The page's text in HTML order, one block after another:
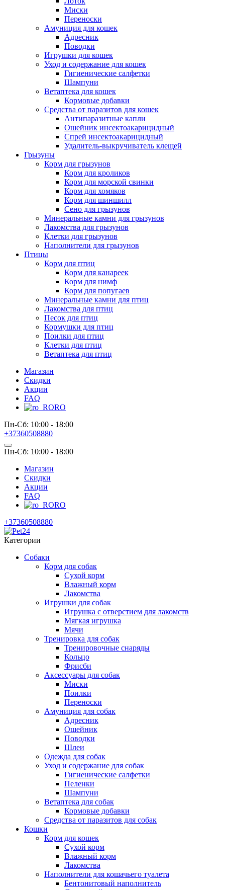
Миски
Переноски
Амуниция для кошек
Адресник
Поводки
Игрушки для кошек
Уход и содержание для кошек
Гигиенические салфетки
Шампуни
Ветаптека для кошек
Кормовые добавки
Средства от паразитов для кошек
Антипаразитные капли
Ошейник инсектоакарицидный
Спрей инсектоакарицидный
Удалитель-выкручиватель клещей
Грызуны
Корм для грызунов
Корм для кроликов
Корм для морской свинки
Корм для хомяков
Корм для шиншилл
Сено для грызунов
Минеральные камни для грызунов
Лакомства для грызунов
Клетки для грызунов
Наполнители для грызунов
Птицы
Корм для птиц
Корм для канареек
Корм для нимф
Корм для попугаев
Минеральные камни для птиц
Лакомства для птиц
Песок для птиц
Кормушки для птиц
Поилки для птиц
Клетки для птиц
Ветаптека для птиц
Магазин
Скидки
Акции
FAQ
RO
Пн-Сб: 10:00 - 18:00
+37360508880
Пн-Сб: 10:00 - 18:00
Магазин
Скидки
Акции
FAQ
RO
+37360508880
Категории
Собаки
Корм для собак
Сухой корм
Влажный корм
Лакомства
Игрушки для собак
Игрушка с отверстием для лакомств
Мягкая игрушка
Мячи
Тренировка для собак
Тренировочные снаряды
Кольцо
Фрисби
Аксессуары для собак
Миски
Поилки
Переноски
Амуниция для собак
Адресник
Ошейник
Поводки
Шлеи
Одежда для собак
Уход и содержание для собак
Гигиенические салфетки
Пеленки
Шампуни
Ветаптека для собак
Кормовые добавки
Средства от паразитов для собак
Кошки
Корм для кошек
Сухой корм
Влажный корм
Лакомства
Наполнители для кошачьего туалета
Бентонитовый наполнитель